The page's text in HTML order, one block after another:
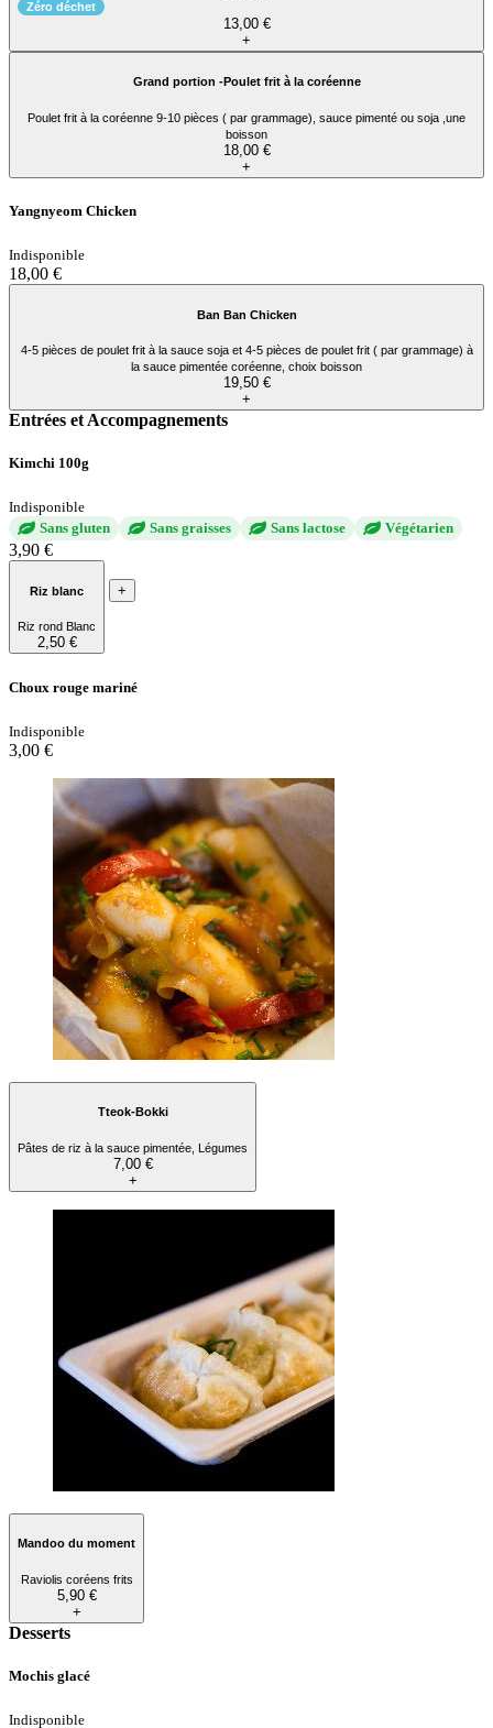
Zéro déchet
13,00 €
+
Grand portion -Poulet frit à la coréenne
Poulet frit à la coréenne 9-10 pièces ( par grammage), sauce pimenté ou soja ,une
boisson
18,00 €
+
Yangnyeom Chicken
Indisponible
18,00 €
Ban Ban Chicken
4-5 pièces de poulet frit à la sauce soja et 4-5 pièces de poulet frit ( par grammage) à
la sauce pimentée coréenne, choix boisson
19,50 €
+
Entrées et Accompagnements
Kimchi 100g
Indisponible
Sans gluten
Sans graisses Sans lactose Végétarien
3,90 €
Riz blanc
Riz rond Blanc
2,50 €
+
Choux rouge mariné
Indisponible
3,00 €
Tteok-Bokki
Pâtes de riz à la sauce pimentée, Légumes
7,00 €
+
Mandoo du moment
Raviolis coréens frits
5,90 €
+
Desserts
Mochis glacé
Indisponible